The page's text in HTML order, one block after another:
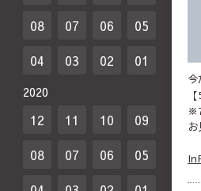
今
08
07 06
05
04
03 02 01
2020
12 11 10
09
08
07 06
05